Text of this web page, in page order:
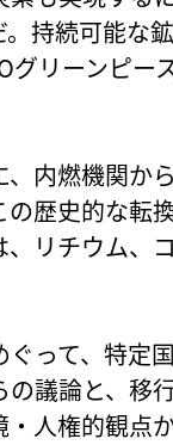
持続可能な
グリーンピ
内燃機関か
歴史的な転
リチウム、
って、特定
議論と、移
人権的観点